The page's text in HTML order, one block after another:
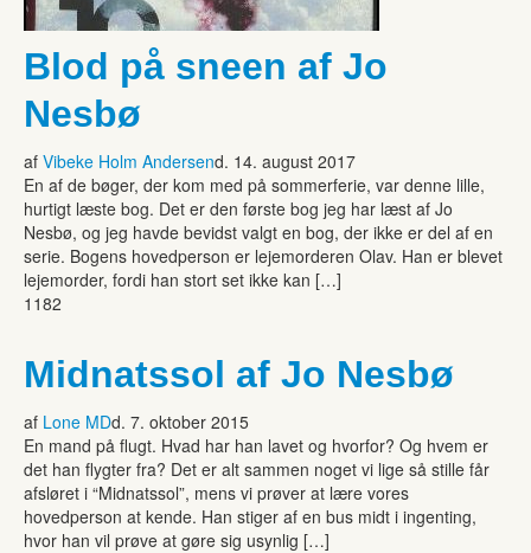
Blod på sneen af Jo
Nesbø
af Vibeke Holm Andersend. 14. august 2017
En af de bøger, der kom med på sommerferie, var denne lille,
hurtigt læste bog. Det er den første bog jeg har læst af Jo
Nesbø, og jeg havde bevidst valgt en bog, der ikke er del af en
serie. Bogens hovedperson er lejemorderen Olav. Han er blevet
lejemorder, fordi han stort set ikke kan […]
1182
Midnatssol af Jo Nesbø
af Lone MDd. 7. oktober 2015
En mand på flugt. Hvad har han lavet og hvorfor? Og hvem er
det han flygter fra? Det er alt sammen noget vi lige så stille får
afsløret i “Midnatssol”, mens vi prøver at lære vores
hovedperson at kende. Han stiger af en bus midt i ingenting,
hvor han vil prøve at gøre sig usynlig […]